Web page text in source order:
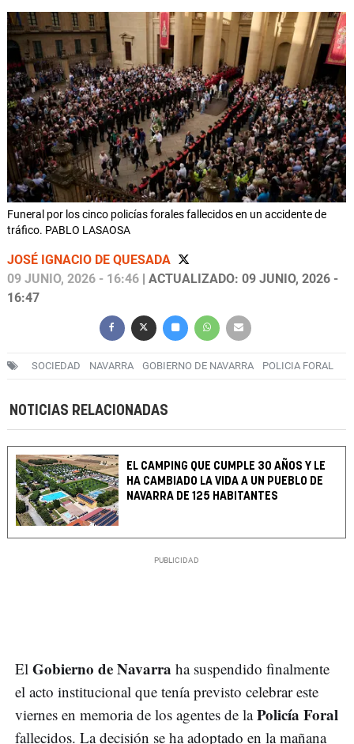
Funeral por los cinco policías forales fallecidos en un accidente de
tráfico. PABLO LASAOSA
JOSÉ IGNACIO DE QUESADA
09 JUNIO, 2026 - 16:46 | ACTUALIZADO: 09 JUNIO, 2026 -
16:47
SOCIEDAD NAVARRA GOBIERNO DE NAVARRA POLICIA FORAL
NOTICIAS RELACIONADAS
EL CAMPING QUE CUMPLE 30 AÑOS Y LE
HA CAMBIADO LA VIDA A UN PUEBLO DE
NAVARRA DE 125 HABITANTES
El Gobierno de Navarra ha suspendido finalmente
el acto institucional que tenía previsto celebrar este
viernes en memoria de los agentes de laPolicía Foral
fallecidos. La decisión se ha adoptado en la mañana